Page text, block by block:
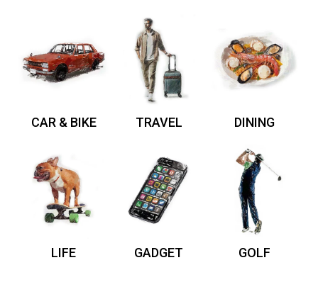
CAR & BIKE TRAVEL DINING
LIFE GADGET GOLF